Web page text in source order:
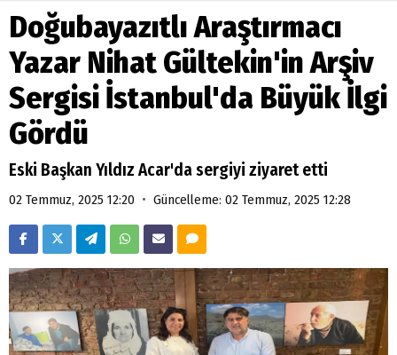
Doğubayazıt'ta çocukların sırtındaki ağır yük
07:00 DEVLET ve HÜKÜMET
18:29ÇARŞI CADDESİ YAZ BOZ TAHTASI
Doğubayazıtlı Araştırmacı
Yazar Nihat Gültekin'in Arşiv
Sergisi İstanbul'da Büyük İlgi
Gördü
Eski Başkan Yıldız Acar'da sergiyi ziyaret etti
02 Temmuz, 2025 12:20 • Güncelleme: 02 Temmuz, 2025 12:28